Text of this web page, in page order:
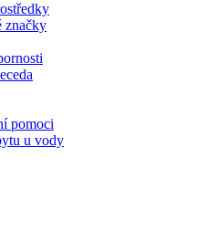
značky
pomoci
u vody